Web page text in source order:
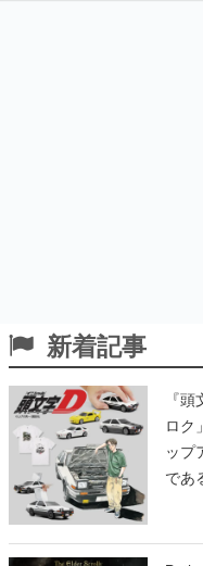
新着記事
『
ロク
ップ
であ
11